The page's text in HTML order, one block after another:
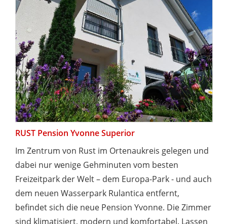
RUST Pension Yvonne Superior
Im Zentrum von Rust im Ortenaukreis gelegen und
dabei nur wenige Gehminuten vom besten
Freizeitpark der Welt – dem Europa-Park - und auch
dem neuen Wasserpark Rulantica entfernt,
befindet sich die neue Pension Yvonne. Die Zimmer
sind klimatisiert, modern und komfortabel. Lassen